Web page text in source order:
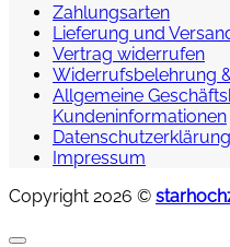
Zahlungsarten
Lieferung und
Vertrag widerrufen
Widerrufsbelehrung
Allgemeine
Kundeninformationen
Datenschutzerklärung
Impressum
Copyright 2026 ©